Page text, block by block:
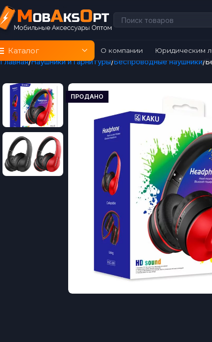
Каталог О компании Юридическим
Главная Наушники и гарнитуры Беспроводные наушники
ПРОДАНО